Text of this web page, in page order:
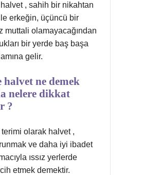
, sahih bir nikahtan
erkeğin, üçüncü bir
muttali olamayacağından
bir yerde baş başa
gelir.
ne demek
nelere dikkat
?
olarak halvet ,
ve daha iyi ibadet
ıssız yerlerde
etmek demektir.